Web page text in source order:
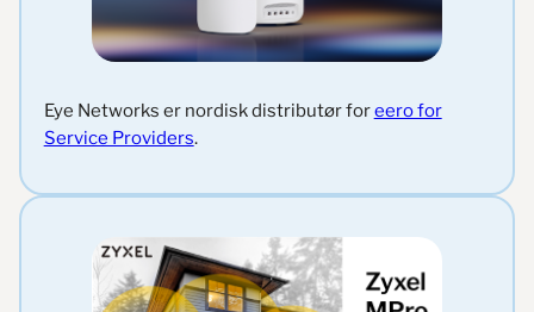
Eye Networks er nordisk distributør foreero for
Service Providers.